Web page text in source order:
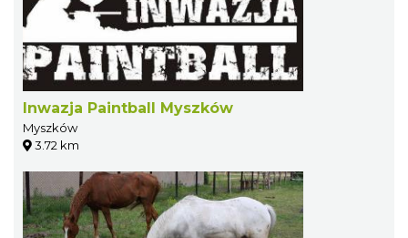
Inwazja Paintball Myszków
Myszków
3.72 km